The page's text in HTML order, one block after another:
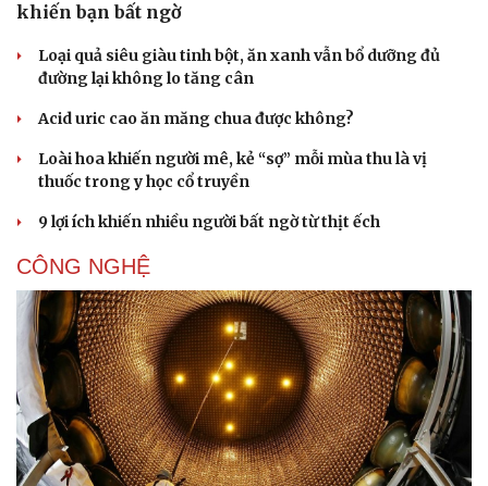
khiến bạn bất ngờ
Loại quả siêu giàu tinh bột, ăn xanh vẫn bổ dưỡng đủ
đường lại không lo tăng cân
Acid uric cao ăn măng chua được không?
Loài hoa khiến người mê, kẻ “sợ” mỗi mùa thu là vị
thuốc trong y học cổ truyền
9 lợi ích khiến nhiều người bất ngờ từ thịt ếch
CÔNG NGHỆ